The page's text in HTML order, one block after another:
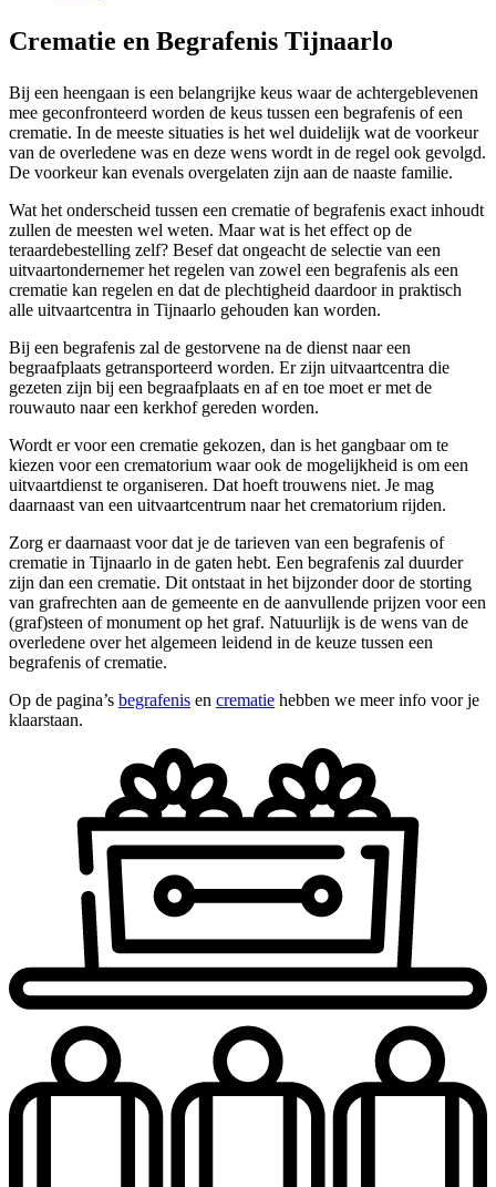
Crematie en Begrafenis Tijnaarlo
Bij een heengaan is een belangrijke keus waar de achtergeblevenen
mee geconfronteerd worden de keus tussen een begrafenis of een
crematie. In de meeste situaties is het wel duidelijk wat de voorkeur
van de overledene was en deze wens wordt in de regel ook gevolgd.
De voorkeur kan evenals overgelaten zijn aan de naaste familie.
Wat het onderscheid tussen een crematie of begrafenis exact inhoudt
zullen de meesten wel weten. Maar wat is het effect op de
teraardebestelling zelf? Besef dat ongeacht de selectie van een
uitvaartondernemer het regelen van zowel een begrafenis als een
crematie kan regelen en dat de plechtigheid daardoor in praktisch
alle uitvaartcentra in Tijnaarlo gehouden kan worden.
Bij een begrafenis zal de gestorvene na de dienst naar een
begraafplaats getransporteerd worden. Er zijn uitvaartcentra die
gezeten zijn bij een begraafplaats en af en toe moet er met de
rouwauto naar een kerkhof gereden worden.
Wordt er voor een crematie gekozen, dan is het gangbaar om te
kiezen voor een crematorium waar ook de mogelijkheid is om een
uitvaartdienst te organiseren. Dat hoeft trouwens niet. Je mag
daarnaast van een uitvaartcentrum naar het crematorium rijden.
Zorg er daarnaast voor dat je de tarieven van een begrafenis of
crematie in Tijnaarlo in de gaten hebt. Een begrafenis zal duurder
zijn dan een crematie. Dit ontstaat in het bijzonder door de storting
van grafrechten aan de gemeente en de aanvullende prijzen voor een
(graf)steen of monument op het graf. Natuurlijk is de wens van de
overledene over het algemeen leidend in de keuze tussen een
begrafenis of crematie.
Op de pagina’s begrafenis en crematie hebben we meer info voor je
klaarstaan.